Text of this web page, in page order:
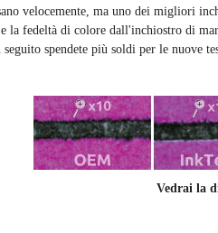
velocemente, ma uno dei migliori
la fedeltà di colore dall'inchiostro di
spendete più soldi per le
Vedrai la